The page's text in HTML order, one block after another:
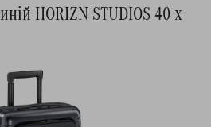
HORIZN STUDIOS 40 x